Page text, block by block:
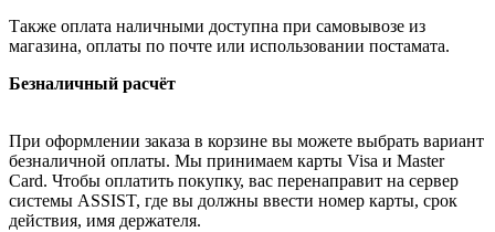
Также оплата наличными доступна при самовывозе из
магазина, оплаты по почте или использовании постамата.
Безналичный расчёт
При оформлении заказа в корзине вы можете выбрать вариант
безналичной оплаты. Мы принимаем карты Visa и Master
Card. Чтобы оплатить покупку, вас перенаправит на сервер
системы ASSIST, где вы должны ввести номер карты, срок
действия, имя держателя.